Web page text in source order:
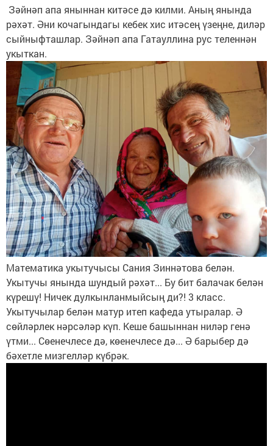
Зәйнәп апа яныннан китәсе дә килми. Аның янында
рәхәт. Әни кочагындагы кебек хис итәсең үзеңне, диләр
сыйныфташлар. Зәйнәп апа Гатауллина рус теленнән
укыткан.
Математика укытучысы Сания Зиннәтова белән.
Укытучы янында шундый рәхәт... Бу бит балачак белән
күрешү! Ничек дулкынланмыйсың ди?! 3 класс.
Укытучылар белән матур итеп кафеда утыралар. Ә
сөйләрлек нәрсәләр күп. Кеше башыннан ниләр генә
үтми... Сөенечлесе дә, көенечлесе дә... Ә барыбер дә
бәхетле мизгелләр күбрәк.